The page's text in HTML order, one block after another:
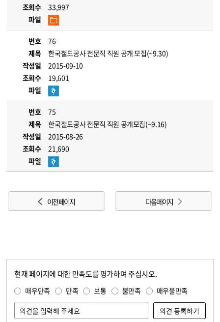
조회수
33,997
파일
번호
76
제목
한국철도공사 전문직 직원 공개 모집(~9.30)
작성일
2015-09-10
조회수
19,601
파일
번호
75
제목
한국철도공사 전문직 직원 공개모집(~9.16)
작성일
2015-08-26
조회수
21,690
파일
이전 페이지 다음 페이지
현재 페이지에 대한 만족도를 평가하여 주십시오.
매우만족 만족 보통 불만족 매우불만족